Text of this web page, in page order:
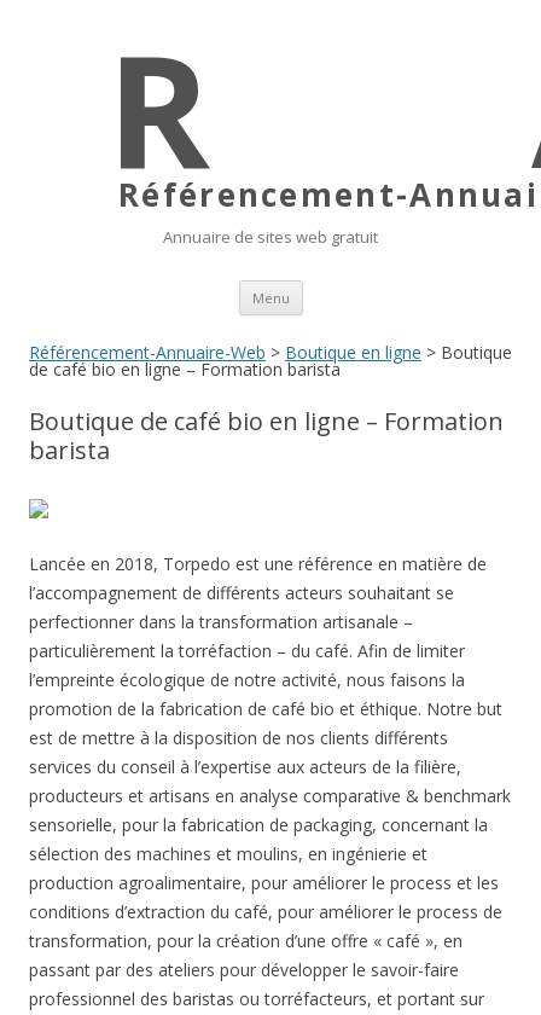
Référencement-
Annuaire de sites web gratuit
Menu Aller au contenu principal
Référencement-Annuaire-Web > Boutique en ligne > Boutique
de café bio en ligne – Formation barista
Boutique de café bio en ligne – Formation
barista
Lancée en 2018, Torpedo est une référence en matière de
l’accompagnement de différents acteurs souhaitant se
perfectionner dans la transformation artisanale –
particulièrement la torréfaction – du café. Afin de limiter
l’empreinte écologique de notre activité, nous faisons la
promotion de la fabrication de café bio et éthique. Notre but
est de mettre à la disposition de nos clients différents
services du conseil à l’expertise aux acteurs de la filière,
producteurs et artisans en analyse comparative & benchmark
sensorielle, pour la fabrication de packaging, concernant la
sélection des machines et moulins, en ingénierie et
production agroalimentaire, pour améliorer le process et les
conditions d’extraction du café, pour améliorer le process de
transformation, pour la création d’une offre « café », en
passant par des ateliers pour développer le savoir-faire
professionnel des baristas ou torréfacteurs, et portant sur